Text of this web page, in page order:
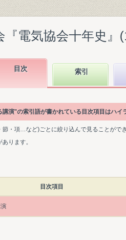
『電気協会十年史』
目次 索引
演"の索引語が書かれている目次項目はハイ
節・項…など)ごとに絞り込んで見ることがで
ります。
目次項目